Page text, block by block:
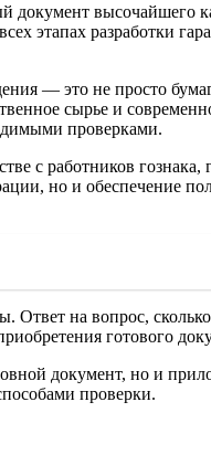
документ высочайшего
этапах разработки
― это не просто
сырье и
проверками.
с работников
но и обеспечение
Ответ на вопрос,
готового
документ, но и
проверки.